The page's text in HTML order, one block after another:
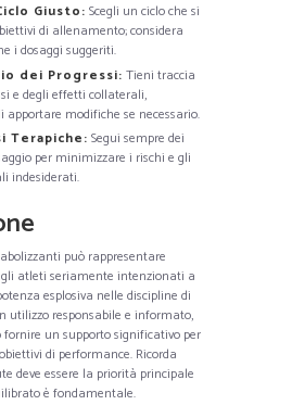
Giusto: Scegli un ciclo che si
di allenamento; considera
i dosaggi suggeriti.
dei Progressi: Tieni traccia
e degli effetti collaterali,
apportare modifiche se necessario.
Terapiche: Segui sempre dei
per minimizzare i rischi e gli
indesiderati.
può rappresentare
atleti seriamente intenzionati a
esplosiva nelle discipline di
utilizzo responsabile e informato,
fornire un supporto significativo per
di performance. Ricorda
deve essere la priorità principale
è fondamentale.